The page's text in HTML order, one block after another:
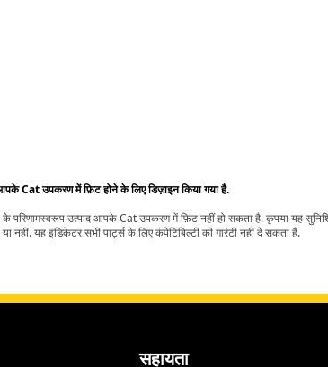
Cat उपकरण में फ़िट होने के लिए डिज़ाइन किया गया है.
परिणामस्वरूप उत्पाद आपके Cat उपकरण में फ़िट नहीं हो सकता है. कृपया यह
यह इंडिकेटर सभी पार्ट्स के लिए कंपेटिबिल्टी की गारंटी नहीं दे सकता है.
सहायता